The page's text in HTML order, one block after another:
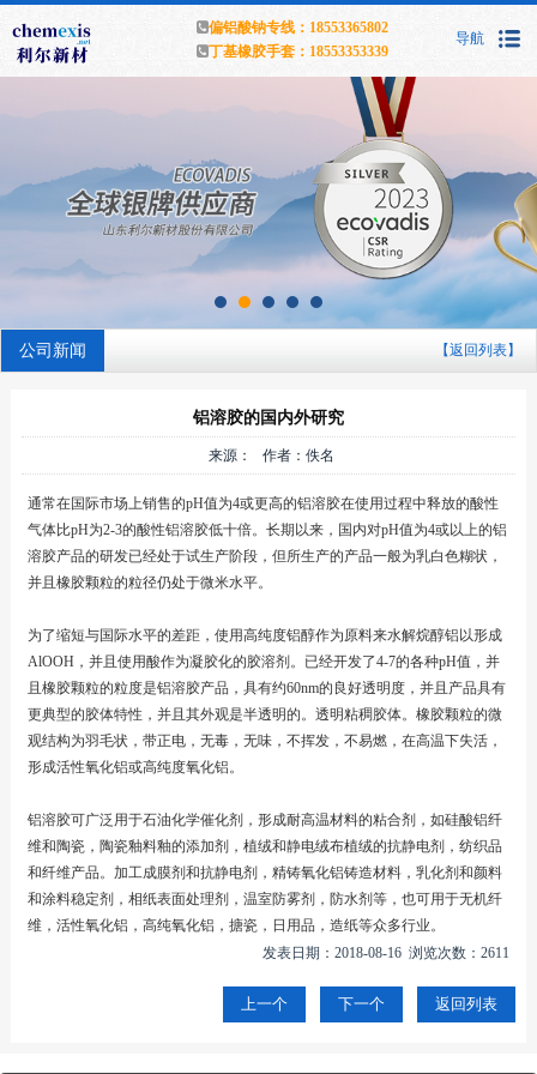
导航
偏铝酸钠专线：18553365802
丁基橡胶手套：18553353339
公司新闻 【返回列表】
铝溶胶的国内外研究
来源： 作者：佚名
通常在国际市场上销售的pH值为4或更高的铝溶胶在使用过程中释放的酸性
气体比pH为2-3的酸性铝溶胶低十倍。长期以来，国内对pH值为4或以上的铝
溶胶产品的研发已经处于试生产阶段，但所生产的产品一般为乳白色糊状，
并且橡胶颗粒的粒径仍处于微米水平。
为了缩短与国际水平的差距，使用高纯度铝醇作为原料来水解烷醇铝以形成
AlOOH，并且使用酸作为凝胶化的胶溶剂。已经开发了4-7的各种pH值，并
且橡胶颗粒的粒度是铝溶胶产品，具有约60nm的良好透明度，并且产品具有
更典型的胶体特性，并且其外观是半透明的。透明粘稠胶体。橡胶颗粒的微
观结构为羽毛状，带正电，无毒，无味，不挥发，不易燃，在高温下失活，
形成活性氧化铝或高纯度氧化铝。
铝溶胶可广泛用于石油化学催化剂，形成耐高温材料的粘合剂，如硅酸铝纤
维和陶瓷，陶瓷釉料釉的添加剂，植绒和静电绒布植绒的抗静电剂，纺织品
和纤维产品。加工成膜剂和抗静电剂，精铸氧化铝铸造材料，乳化剂和颜料
和涂料稳定剂，相纸表面处理剂，温室防雾剂，防水剂等，也可用于无机纤
维，活性氧化铝，高纯氧化铝，搪瓷，日用品，造纸等众多行业。
发表日期：2018-08-16 浏览次数：2611
上一个 下一个 返回列表